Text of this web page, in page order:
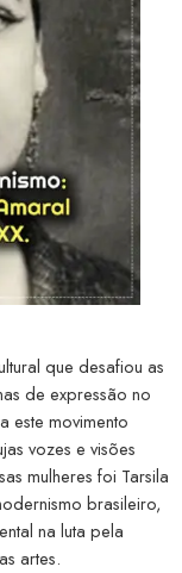
que desafiou as
de expressão no
este movimento
vozes e visões
mulheres foi Tarsila
brasileiro,
na luta pela
artes.